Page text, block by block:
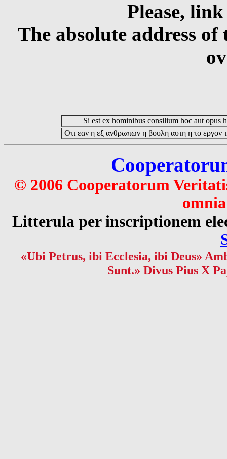
Please,
The absolute address
Si est ex hominibus consilium hoc aut opus
Οτι εαν η εξ ανθρωπων η βουλη αυτη η το εργον
© 2006 Cooperatorum
Litterula per inscriptionem
«Ubi Petrus, ibi Ecclesia, ibi Deus»
Sunt.» Divus Pius X